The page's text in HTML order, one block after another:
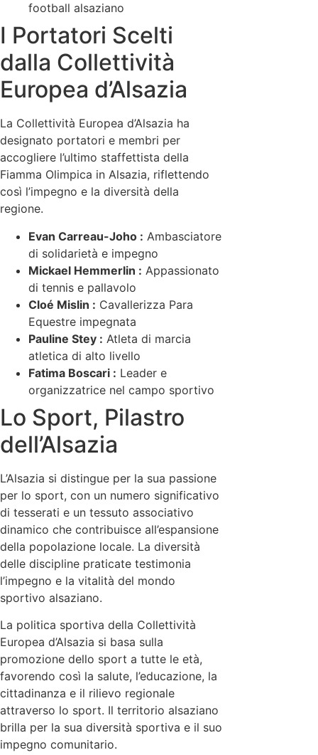
football alsaziano
I Portatori Scelti
dalla Collettività
Europea d’Alsazia
La Collettività Europea d’Alsazia ha
designato portatori e membri per
accogliere l’ultimo staffettista della
Fiamma Olimpica in Alsazia, riflettendo
così l’impegno e la diversità della
regione.
Evan Carreau-Joho : Ambasciatore
di solidarietà e impegno
Mickael Hemmerlin : Appassionato
di tennis e pallavolo
Cloé Mislin : Cavallerizza Para
Equestre impegnata
Pauline Stey : Atleta di marcia
atletica di alto livello
Fatima Boscari : Leader e
organizzatrice nel campo sportivo
Lo Sport, Pilastro
dell’Alsazia
L’Alsazia si distingue per la sua passione
per lo sport, con un numero significativo
di tesserati e un tessuto associativo
dinamico che contribuisce all’espansione
della popolazione locale. La diversità
delle discipline praticate testimonia
l’impegno e la vitalità del mondo
sportivo alsaziano.
La politica sportiva della Collettività
Europea d’Alsazia si basa sulla
promozione dello sport a tutte le età,
favorendo così la salute, l’educazione, la
cittadinanza e il rilievo regionale
attraverso lo sport. Il territorio alsaziano
brilla per la sua diversità sportiva e il suo
impegno comunitario.